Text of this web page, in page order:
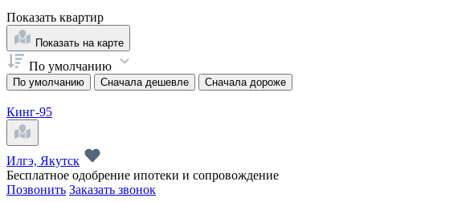
Показать квартир
Показать на карте
По умолчанию
По умолчанию Сначала дешевле Сначала дороже
Кинг-95
Илгэ, Якутск
Бесплатное одобрение ипотеки и сопровождение
Позвонить Заказать звонок